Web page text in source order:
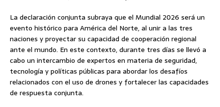
La declaración conjunta subraya que el Mundial 2026 será un
evento histórico para América del Norte, al unir a las tres
naciones y proyectar su capacidad de cooperación regional
ante el mundo. En este contexto, durante tres días se llevó a
cabo un intercambio de expertos en materia de seguridad,
tecnología y políticas públicas para abordar los desafíos
relacionados con el uso de drones y fortalecer las capacidades
de respuesta conjunta.